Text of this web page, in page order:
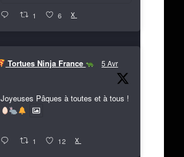
1 6 X
Tortues Ninja France 5 Avr
Joyeuses Pâques à toutes et à tous !
1 12 X